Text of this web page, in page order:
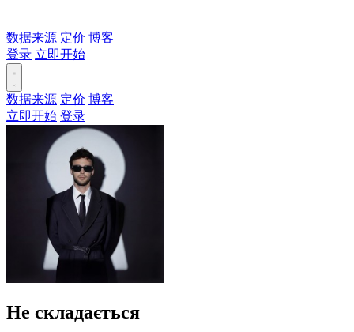
数据来源 定价 博客
登录 立即开始
数据来源 定价 博客
立即开始 登录
Не складається